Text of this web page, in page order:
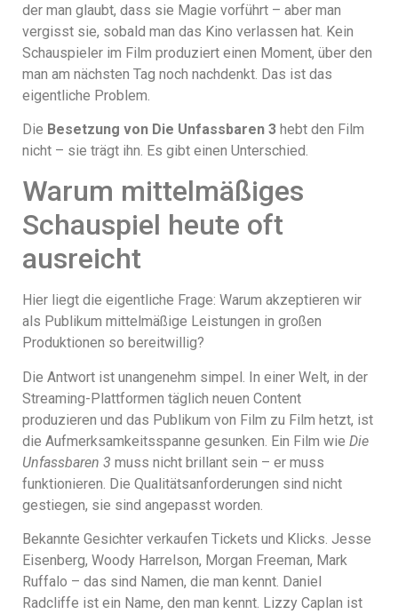
der man glaubt, dass sie Magie vorführt – aber man
vergisst sie, sobald man das Kino verlassen hat. Kein
Schauspieler im Film produziert einen Moment, über den
man am nächsten Tag noch nachdenkt. Das ist das
eigentliche Problem.
Die Besetzung von Die Unfassbaren 3 hebt den Film
nicht – sie trägt ihn. Es gibt einen Unterschied.
Warum mittelmäßiges
Schauspiel heute oft
ausreicht
Hier liegt die eigentliche Frage: Warum akzeptieren wir
als Publikum mittelmäßige Leistungen in großen
Produktionen so bereitwillig?
Die Antwort ist unangenehm simpel. In einer Welt, in der
Streaming-Plattformen täglich neuen Content
produzieren und das Publikum von Film zu Film hetzt, ist
die Aufmerksamkeitsspanne gesunken. Ein Film wie Die
Unfassbaren 3 muss nicht brillant sein – er muss
funktionieren. Die Qualitätsanforderungen sind nicht
gestiegen, sie sind angepasst worden.
Bekannte Gesichter verkaufen Tickets und Klicks. Jesse
Eisenberg, Woody Harrelson, Morgan Freeman, Mark
Ruffalo – das sind Namen, die man kennt. Daniel
Radcliffe ist ein Name, den man kennt. Lizzy Caplan ist